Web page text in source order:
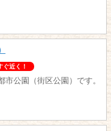
ぐ近く！
市公園（街区公園）です。